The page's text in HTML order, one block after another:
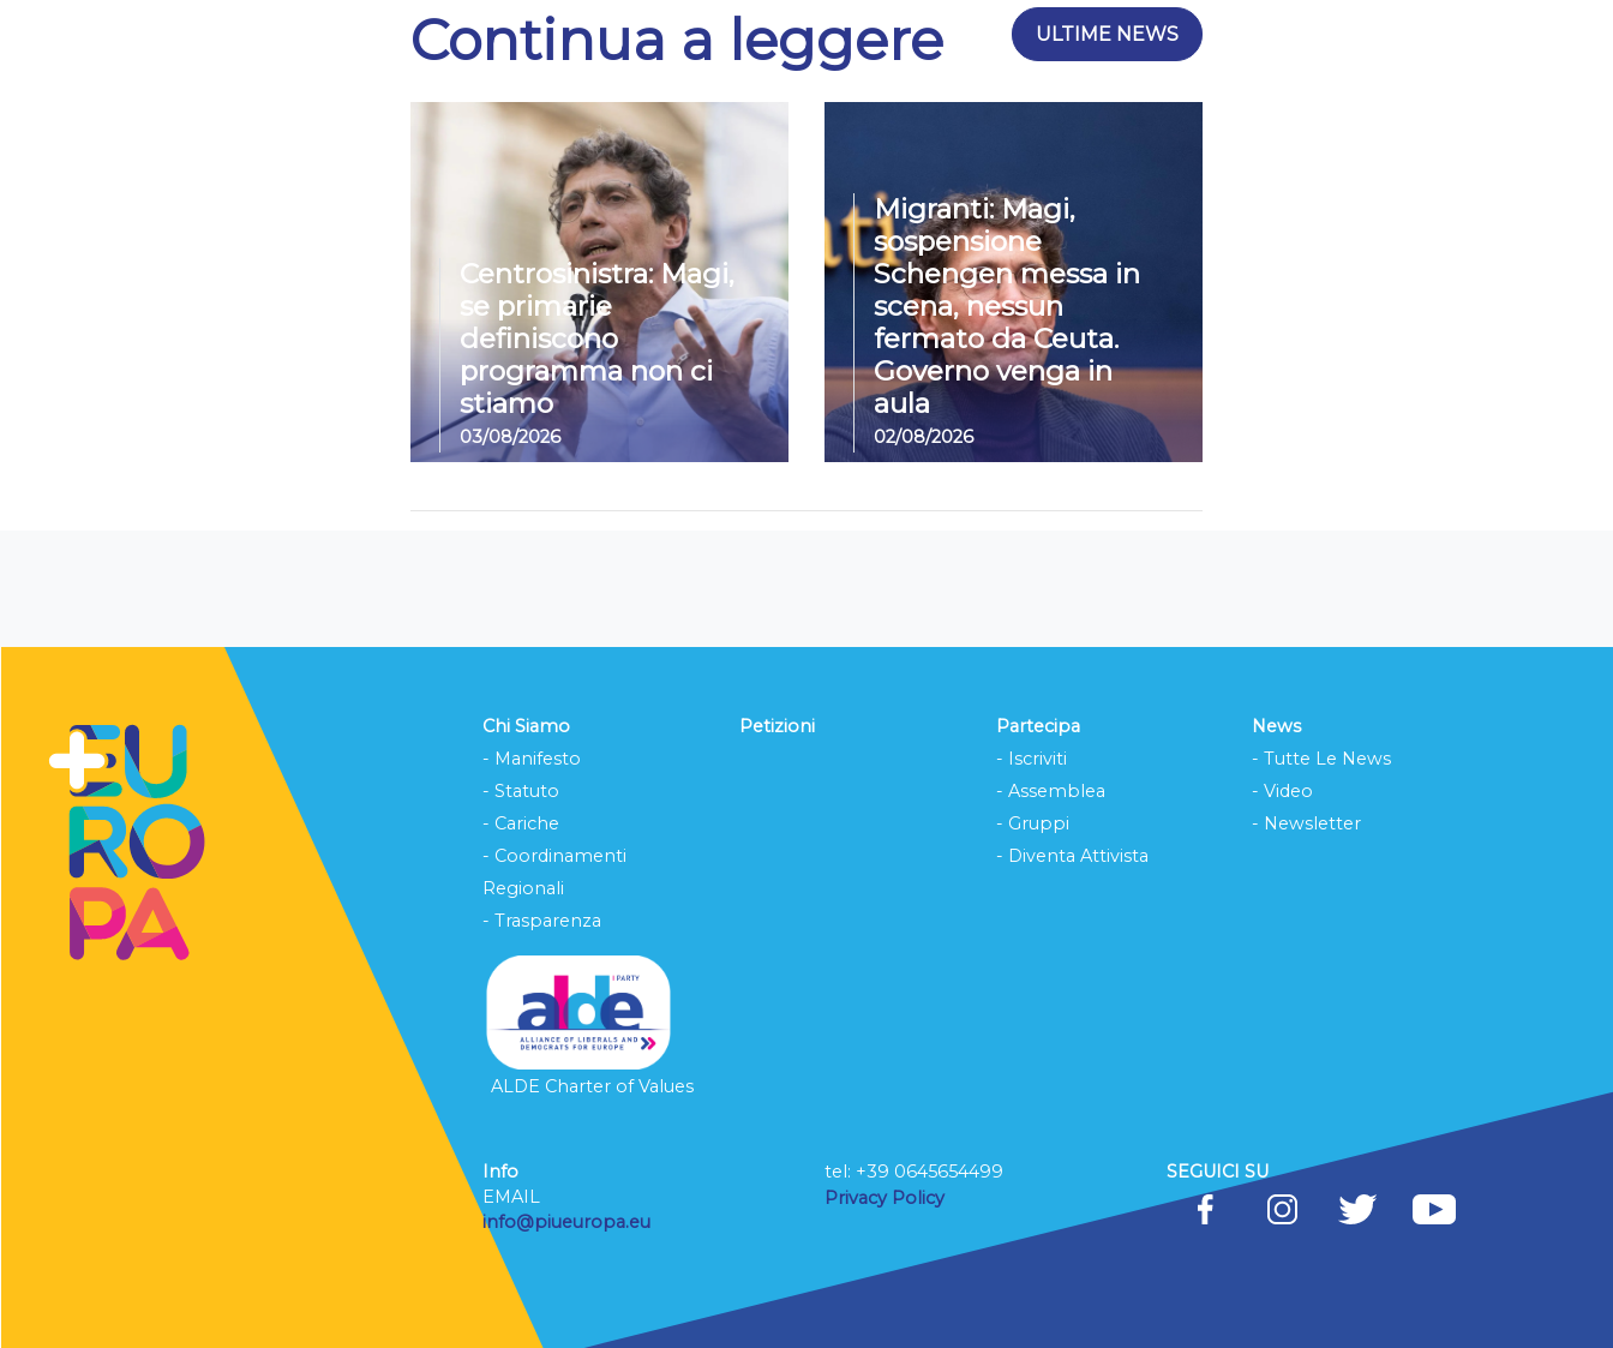
Continua a leggere ULTIME NEWS
Centrosinistra: Magi,
se primarie
definiscono
programma non ci
stiamo
03/08/2026
Migranti: Magi,
sospensione
Schengen messa in
scena, nessun
fermato da Ceuta.
Governo venga in
aula
02/08/2026
Chi Siamo
- Manifesto
- Statuto
- Cariche
- Coordinamenti
Regionali
- Trasparenza
ALDE Charter of Values
Petizioni
Partecipa
- Iscriviti
- Assemblea
- Gruppi
- Diventa Attivista
News
- Tutte Le News
- Video
- Newsletter
Info
EMAIL
info@piueuropa.eu
tel: ‭+39 0645654499
Privacy Policy
SEGUICI SU